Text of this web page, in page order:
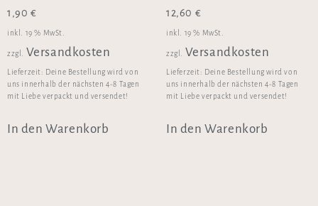
1,90 €
inkl. 19 % MwSt.
zzgl. Versandkosten
Lieferzeit: Deine Bestellung wird von
uns innerhalb der nächsten 4-8 Tagen
mit Liebe verpackt und versendet!
In den Warenkorb
12,60 €
inkl. 19 % MwSt.
zzgl. Versandkosten
Lieferzeit: Deine Bestellung wird von
uns innerhalb der nächsten 4-8 Tagen
mit Liebe verpackt und versendet!
In den Warenkorb